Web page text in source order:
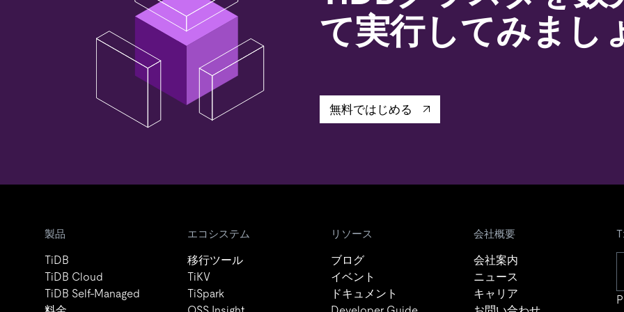
て実行してみまし
無料ではじめる
製品
TiDB
TiDB Cloud
TiDB Self-Managed
エコシステム
移行ツール
TiKV
TiSpark
リソース
ブログ
イベント
ドキュメント
会社概要
会社案内
ニュース
キャリア